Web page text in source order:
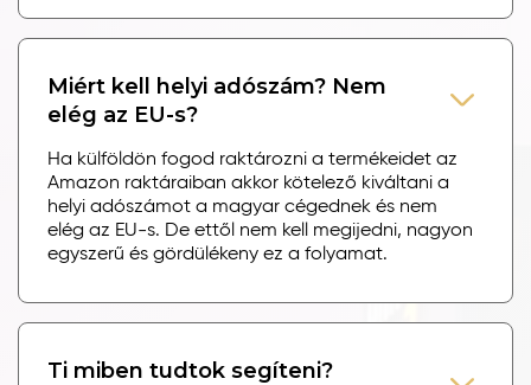
Miért kell helyi adószám? Nem
elég az EU-s?
Ha külföldön fogod raktározni a termékeidet az
Amazon raktáraiban akkor kötelező kiváltani a
helyi adószámot a magyar cégednek és nem
elég az EU-s. De ettől nem kell megijedni, nagyon
egyszerű és gördülékeny ez a folyamat.
Ti miben tudtok segíteni?